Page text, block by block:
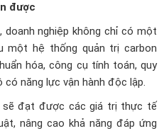
được
doanh nghiệp không chỉ có một
một hệ thống quản trị carbon
hóa, công cụ tính toán, quy
có năng lực vận hành độc lập.
sẽ đạt được các giá trị thực tế
nâng cao khả năng đáp ứng